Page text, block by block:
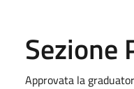
Sezione
Approvata la